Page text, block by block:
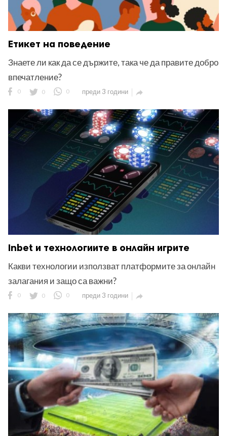
Етикет на поведение
Знаете ли как да се държите, така че да правите добро
впечатление?
0 0 0 преди 3 години 
Inbet и технологиите в онлайн игрите
Какви технологии използват платформите за онлайн
залагания и защо са важни?
0 0 0 преди 3 години 